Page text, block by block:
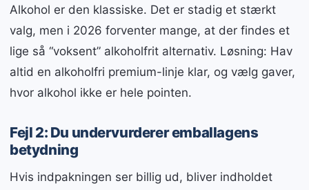
Alkohol er den klassiske. Det er stadig et stærkt
valg, men i 2026 forventer mange, at der findes et
lige så “voksent” alkoholfrit alternativ. Løsning: Hav
altid en alkoholfri premium-linje klar, og vælg gaver,
hvor alkohol ikke er hele pointen.
Fejl 2: Du undervurderer emballagens
betydning
Hvis indpakningen ser billig ud, bliver indholdet